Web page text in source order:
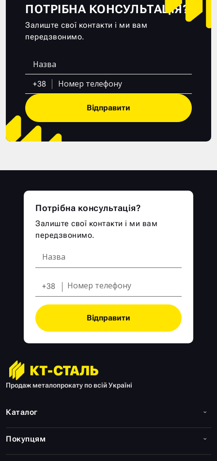
ПОТРІБНА КОНСУЛЬТАЦІЯ?
Залиште свої контакти і ми вам
передзвонимо.
+38
Відправити
Продаж металопрокату по всій Україні
Каталог
Покупцям
Потрібна консультація?
Залиште свої контакти і ми вам
передзвонимо.
+38
Відправити